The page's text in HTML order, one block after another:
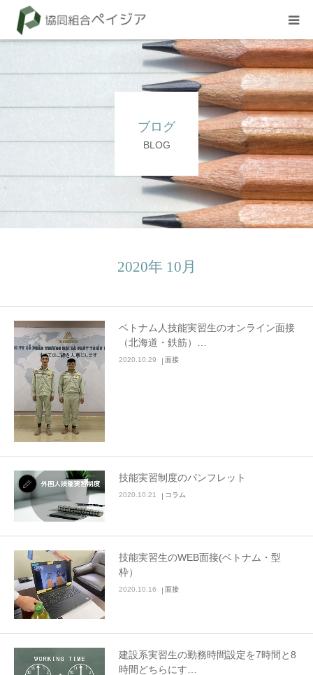
ブログ
BLOG
2020年 10月
ベトナム人技能実習生のオンライン面接
（北海道・鉄筋）…
2020.10.29 面接
技能実習制度のパンフレット
2020.10.21 コラム
技能実習生のWEB面接(ベトナム・型
枠）
2020.10.16 面接
建設系実習生の勤務時間設定を7時間と8
時間どちらにす…
BLOG
試験